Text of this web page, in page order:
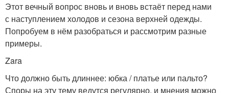
Этот вечный вопрос вновь и вновь встаёт перед нами
с наступлением холодов и сезона верхней одежды.
Попробуем в нём разобраться и рассмотрим разные
примеры.
Zara
Что должно быть длиннее: юбка / платье или пальто?
Споры на эту тему ведутся регулярно, и мнения можно